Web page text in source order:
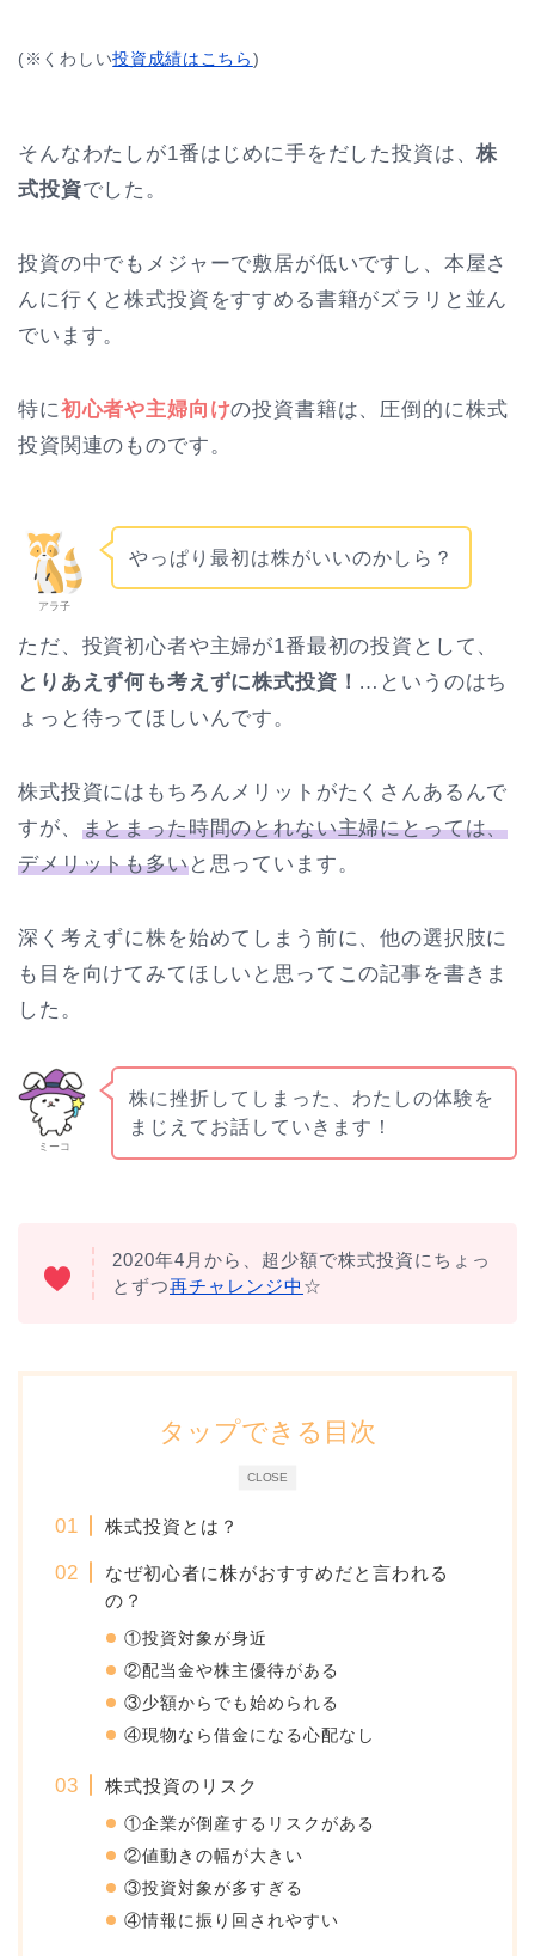
(※くわしい投資成績はこちら)
そんなわたしが1番はじめに手をだした投資は、株
式投資でした。
投資の中でもメジャーで敷居が低いですし、本屋さ
んに行くと株式投資をすすめる書籍がズラリと並ん
でいます。
特に初心者や主婦向けの投資書籍は、圧倒的に株式
投資関連のものです。
アラ子
やっぱり最初は株がいいのかしら？
ただ、投資初心者や主婦が1番最初の投資として、
とりあえず何も考えずに株式投資！ …というのはち
ょっと待ってほしいんです。
株式投資にはもちろんメリットがたくさんあるんで
すが、 まとまった時間のとれない主婦にとっては、
デメリットも多いと思っています。
深く考えずに株を始めてしまう前に、他の選択肢に
も目を向けてみてほしいと思ってこの記事を書きま
した。
ミーコ
株に挫折してしまった、わたしの体験を
まじえてお話していきます！
2020年4月から、超少額で株式投資にちょっ
とずつ再チャレンジ中 ☆
CLOSE
タップできる目次
株式投資とは？
なぜ初心者に株がおすすめだと言われる
の？
①投資対象が身近
②配当金や株主優待がある
③少額からでも始められる
④現物なら借金になる心配なし
株式投資のリスク
①企業が倒産するリスクがある
②値動きの幅が大きい
③投資対象が多すぎる
④情報に振り回されやすい